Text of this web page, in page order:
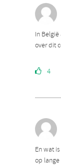
In
over dit
4
En wat
op lange